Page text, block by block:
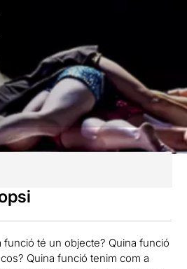
funció té un objecte? Quina funció
Quina funció tenim com a